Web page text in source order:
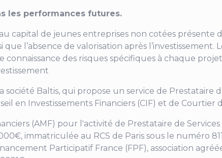
les performances futures.
capital de jeunes entreprises non cotées
l’absence de valorisation après
des risques spécifiques à chaque
société Baltis, qui propose un service de Prestataire
en Investissements Financiers (CIF) et de Courtier
(AMF) pour l'activité de Prestataire de
immatriculée au RCS de Paris sous le numéro
Participatif France (FPF), association